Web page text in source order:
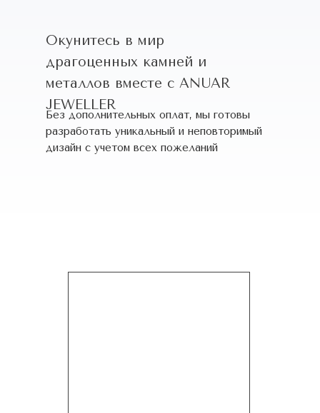
Окунитесь в мир
драгоценных камней и
металлов вместе с ANUAR
JEWELLER
Без дополнительных оплат, мы готовы
разработать уникальный и неповторимый
дизайн c учетом всех пожеланий